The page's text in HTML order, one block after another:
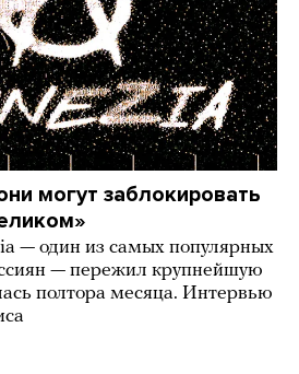
могут заблокировать
— один из самых популярных
— пережил крупнейшую
полтора месяца. Интервью